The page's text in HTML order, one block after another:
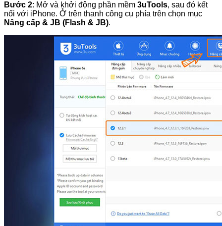
Bước 2: Mở và khởi động phần mềm 3uTools, sau đó kết
nối với iPhone. Ở trên thanh công cụ phía trên chọn mục
Nâng cấp & JB (Flash & JB).